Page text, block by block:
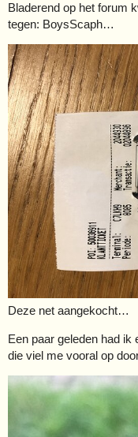
Bladerend op het forum
tegen: BoysScaph…
Deze net aangekocht…
Een paar geleden had
die viel me vooral op